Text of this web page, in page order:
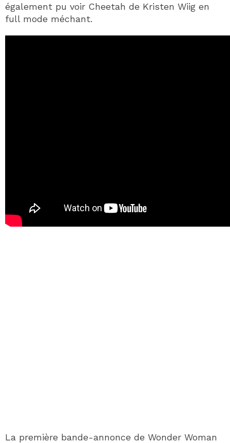
également pu voir Cheetah de Kristen Wiig en
full mode méchant.
La première bande-annonce de Wonder Woman